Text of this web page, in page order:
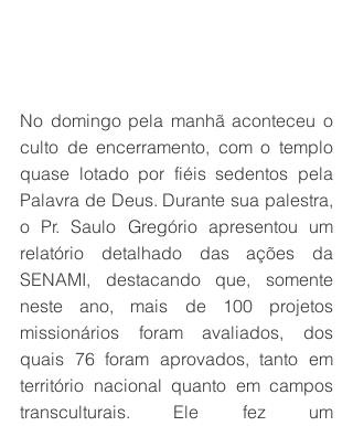
No domingo pela manhã aconteceu o
culto de encerramento, com o templo
quase lotado por fiéis sedentos pela
Palavra de Deus. Durante sua palestra,
o Pr. Saulo Gregório apresentou um
relatório detalhado das ações da
SENAMI, destacando que, somente
neste ano, mais de 100 projetos
missionários foram avaliados, dos
quais 76 foram aprovados, tanto em
território nacional quanto em campos
transculturais. Ele fez um